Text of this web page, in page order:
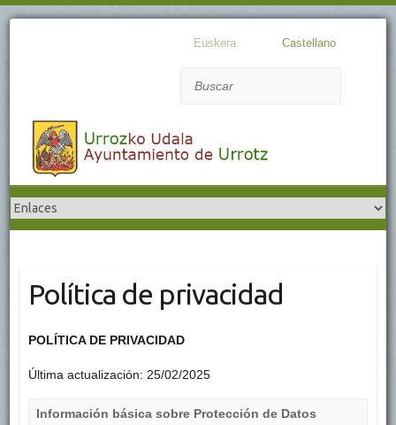
Euskera Castellano
Política de privacidad
POLÍTICA DE PRIVACIDAD
Última actualización: 25/02/2025
Información básica sobre Protección de Datos